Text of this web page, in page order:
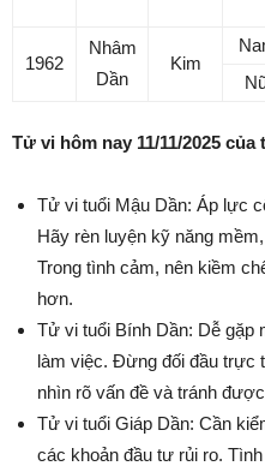
1962
Nhâm
Dần
Kim
Tử vi hôm nay 11/11/2025 của
Tử vi tuổi Mậu Dần: Áp lực
Hãy rèn luyện kỹ năng
Trong tình cảm, nên kiềm
hơn.
Tử vi tuổi Bính Dần: Dễ gặp
làm việc. Đừng đối đầu trực
nhìn rõ vấn đề và tránh
Tử vi tuổi Giáp Dần: Cần
các khoản đầu tư rủi ro.